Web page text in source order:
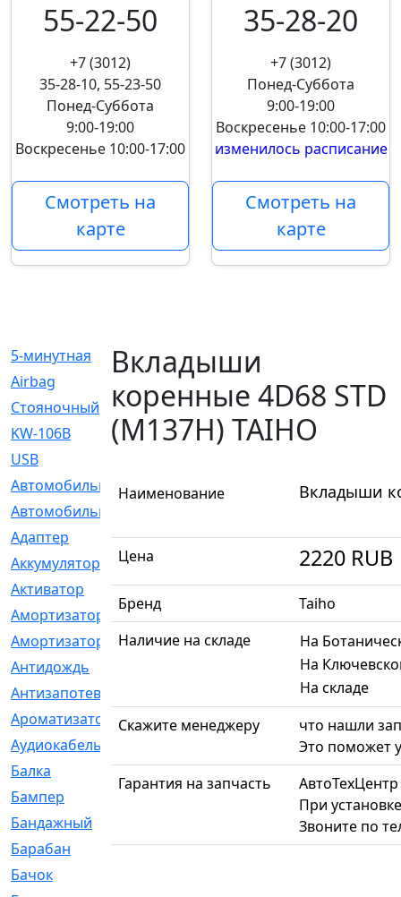
55-22-50
+7 (3012)
35-28-10, 55-23-50
Понед-Суббота
9:00-19:00
Воскресенье 10:00-17:00
Смотреть на
карте
35-28-20
+7 (3012)
Понед-Суббота
9:00-19:00
Воскресенье 10:00-17:00
изменилось расписание
Смотреть на
карте
5-минутная
[1]
Airbag
[18]
Cтояночный
[1]
KW-106B
[0]
USB
Автомобильное
[6]
Автомобильный
Адаптер
[3]
Аккумулятор
Активатор
[1]
Амортизатор
[608]
Амортизаторы
[21]
Антидождь
Антизапотеватель
Ароматизатор
[35]
Аудиокабель
Балка
[58]
Бампер
Бандажный
Барабан
[5]
Бачок
Вкладыши
коренные 4D68 STD
(M137H) TAIHO
Наименование Вкладыши
Цена 2220 RUB
Бренд
Taiho
Наличие на складе
На
На
На складе
Скажите менеджеру
что нашли
Это поможет
Гарантия на запчасть
При
Звоните по